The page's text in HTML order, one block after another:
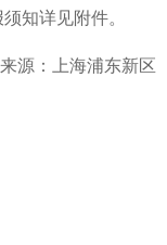
知详见附件。
来源：上海浦东新区